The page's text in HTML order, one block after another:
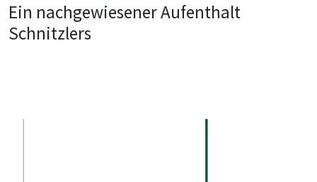
Ein nachgewiesener Aufenthalt
Schnitzlers